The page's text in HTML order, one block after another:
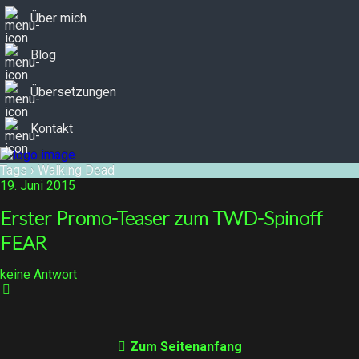
Über mich
Blog
Übersetzungen
Kontakt
Tags › Walking Dead
19. Juni 2015
Erster Promo-Teaser zum TWD-Spinoff
FEAR
keine Antwort
Zum Seitenanfang